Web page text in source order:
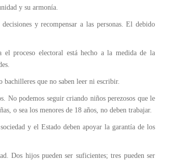
y su armonía.
y recompensar a las personas. El debido
proceso electoral está hecho a la medida de la
que no saben leer ni escribir.
No podemos seguir criando niños perezosos que le
o sea los menores de 18 años, no deben trabajar.
y el Estado deben apoyar la garantía de los
Dos hijos pueden ser suficientes; tres pueden ser